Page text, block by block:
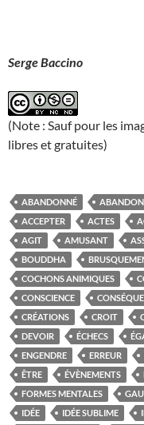
Serge Baccino
(Note : Sauf pour les
libres et gratuites)
ABANDONNÉ
ACCEPTER
ACTES
AGIT
AMUSANT
BOUDDHA
COCHONS ANIMIQUES
CONSCIENCE
CRÉATIONS
CROIT
DEVOIR
ÉCHECS
ENGENDRE
ERREUR
ÊTRE
ÉVÈNEMENTS
FORMES MENTALES
IDÉE
IDÉE SUBLIME